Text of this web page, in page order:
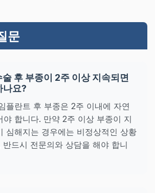
문
술 후 부종이 2주 이상 지속되면
나요?
플란트 후 부종은 2주 이내에 자연
야 합니다. 만약 2주 이상 부종이 지
심해지는 경우에는 비정상적인 상황
드시 전문의와 상담을 해야 합니